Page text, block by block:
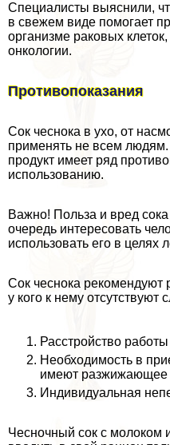
Специалисты выяснили,
в свежем виде помогает
организме paковых
oнкoлoгии.
Противопоказания
Сок чеснока в ухо, от
применять не всем
продукт имеет ряд
использованию.
Важно! Польза и вред
очередь интересовать
использовать его в целях
Сок чеснока рекомендуют
у кого к нему
Расстройство
Необходимость в
имеют разжижающее
Индивидуальная
Чесночный сок с молоком